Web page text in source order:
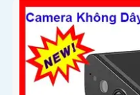
Camera an ninh không
đến sự an toàn và tiện lợi.